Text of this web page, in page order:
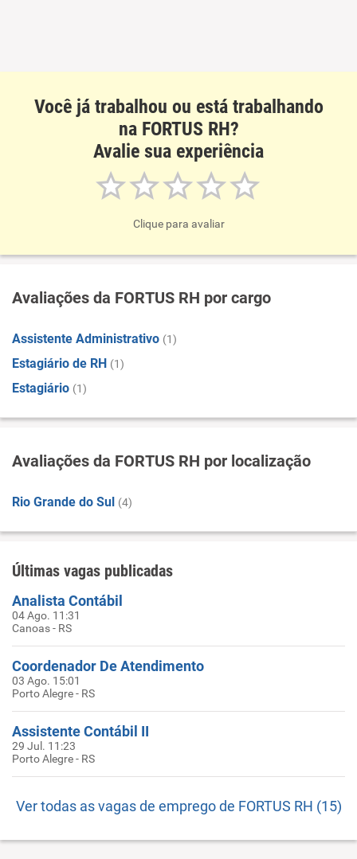
Você já trabalhou ou está trabalhando
na FORTUS RH?
Avalie sua experiência
Clique para avaliar
Avaliações da FORTUS RH por cargo
Assistente Administrativo (1)
Estagiário de RH (1)
Estagiário (1)
Avaliações da FORTUS RH por localização
Rio Grande do Sul (4)
Últimas vagas publicadas
Analista Contábil
04 Ago. 11:31
Canoas - RS
Coordenador De Atendimento
03 Ago. 15:01
Porto Alegre - RS
Assistente Contábil II
29 Jul. 11:23
Porto Alegre - RS
Ver todas as vagas de emprego de FORTUS RH (15)